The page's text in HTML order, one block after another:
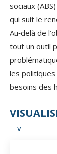
sociaux
qui suit le
Au‑delà de
tout un outil
les politiques
besoins des